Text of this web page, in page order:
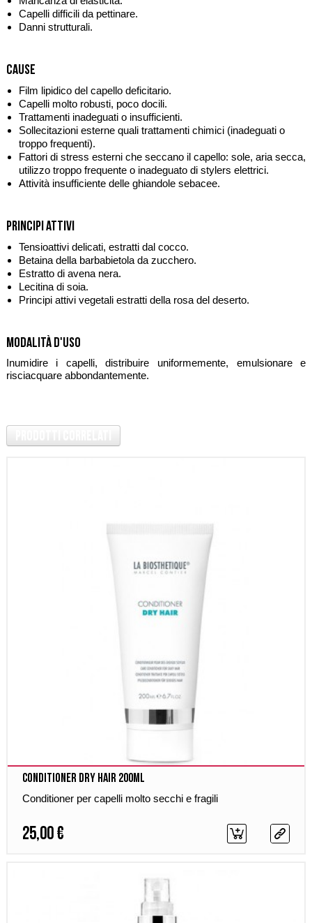
Capelli difficili da pettinare.
Danni strutturali.
Cause
Film lipidico del capello deficitario.
Capelli molto robusti, poco docili.
Trattamenti inadeguati o insufficienti.
Sollecitazioni esterne quali trattamenti chimici (inadeguati o
troppo frequenti).
Fattori di stress esterni che seccano il capello: sole, aria secca,
utilizzo troppo frequente o inadeguato di stylers elettrici.
Attività insufficiente delle ghiandole sebacee.
Principi attivi
Tensioattivi delicati, estratti dal cocco.
Betaina della barbabietola da zucchero.
Estratto di avena nera.
Lecitina di soia.
Principi attivi vegetali estratti della rosa del deserto.
Modalità d'uso
Inumidire i capelli, distribuire uniformemente, emulsionare e
risciacquare abbondantemente.
Conditioner Dry Hair 200ml
Conditioner per capelli molto secchi e fragili
25,00 €